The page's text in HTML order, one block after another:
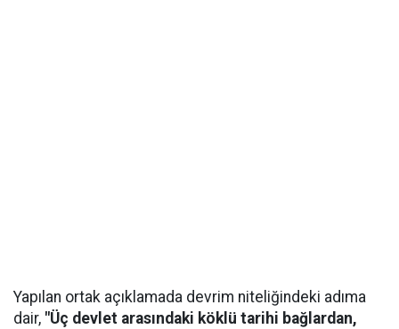
Yapılan ortak açıklamada devrim niteliğindeki adıma
dair, "Üç devlet arasındaki köklü tarihi bağlardan,